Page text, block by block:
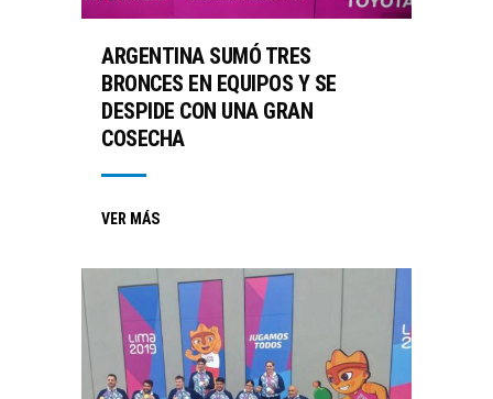
ARGENTINA SUMÓ TRES
BRONCES EN EQUIPOS Y SE
DESPIDE CON UNA GRAN
COSECHA
VER MÁS